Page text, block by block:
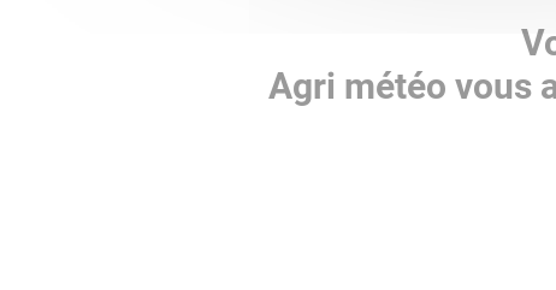
Agri météo vous